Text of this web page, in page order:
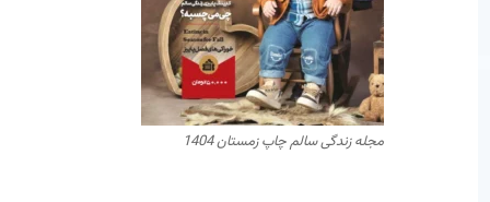
مجله زندگی سالم چاپ زمستان 1404